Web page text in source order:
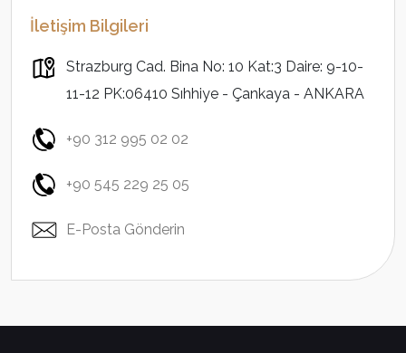
İletişim Bilgileri
Strazburg Cad. Bina No: 10 Kat:3 Daire: 9-10-
11-12 PK:06410 Sıhhiye - Çankaya - ANKARA
+90 312 995 02 02
+90 545 229 25 05
E-Posta Gönderin